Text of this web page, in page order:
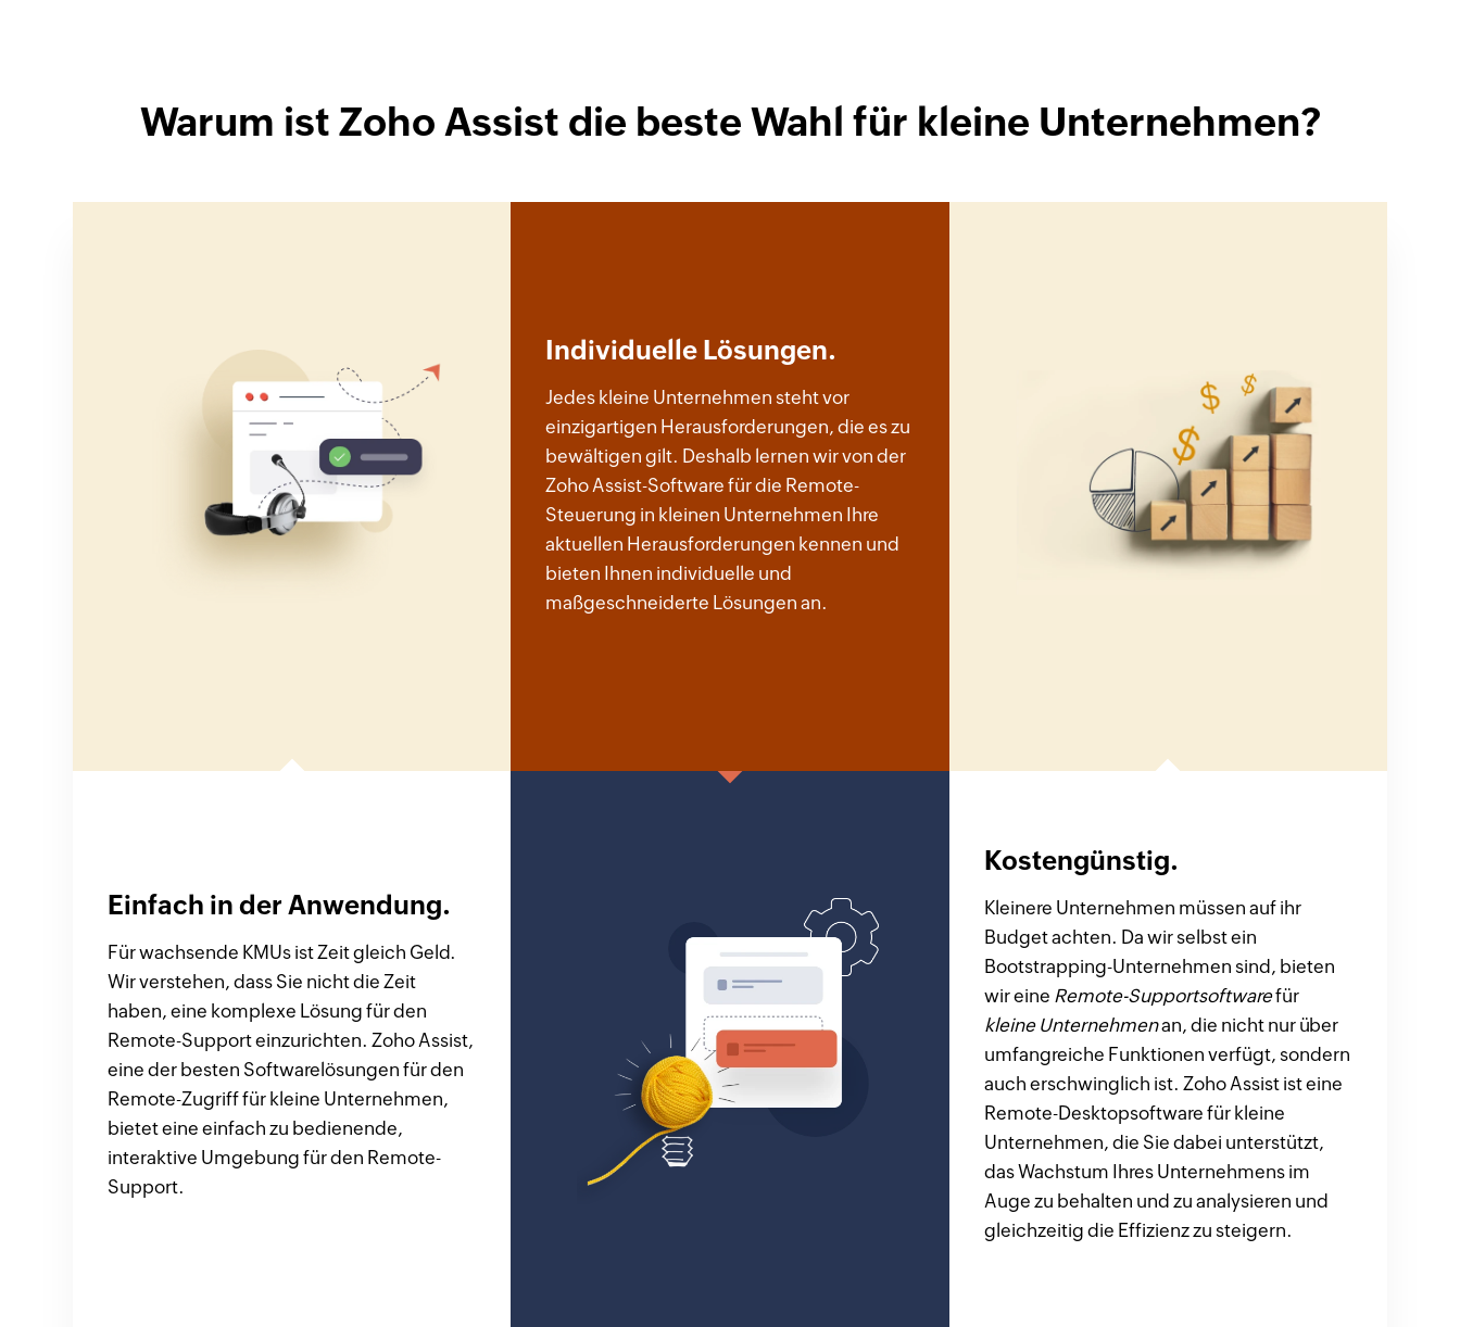
Warum ist Zoho Assist die beste Wahl für kleine Unternehmen?
Einfach in der Anwendung.
Für wachsende KMUs ist Zeit gleich Geld.
Wir verstehen, dass Sie nicht die Zeit
haben, eine komplexe Lösung für den
Remote-Support einzurichten. Zoho Assist,
eine der besten Softwarelösungen für den
Remote-Zugriff für kleine Unternehmen,
bietet eine einfach zu bedienende,
interaktive Umgebung für den Remote-
Support.
Individuelle Lösungen.
Jedes kleine Unternehmen steht vor
einzigartigen Herausforderungen, die es zu
bewältigen gilt. Deshalb lernen wir von der
Zoho Assist-Software für die Remote-
Steuerung in kleinen Unternehmen Ihre
aktuellen Herausforderungen kennen und
bieten Ihnen individuelle und
maßgeschneiderte Lösungen an.
Kostengünstig.
Kleinere Unternehmen müssen auf ihr
Budget achten. Da wir selbst ein
Bootstrapping-Unternehmen sind, bieten
wir eine Remote-Supportsoftwarefür
kleine Unternehmenan, die nicht nur über
umfangreiche Funktionen verfügt, sondern
auch erschwinglich ist. Zoho Assist ist eine
Remote-Desktopsoftware für kleine
Unternehmen, die Sie dabei unterstützt,
das Wachstum Ihres Unternehmens im
Auge zu behalten und zu analysieren und
gleichzeitig die Effizienz zu steigern.